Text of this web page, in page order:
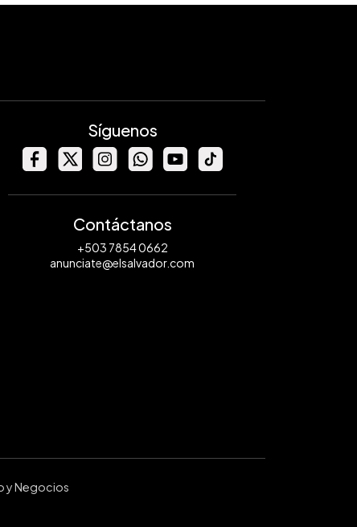
Síguenos
Contáctanos
+503 7854 0662
anunciate@elsalvador.com
y Negocios